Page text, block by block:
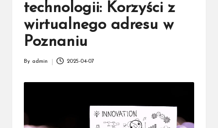
technologii: Korzyści z
wirtualnego adresu w
Poznaniu
By admin 2025-04-07